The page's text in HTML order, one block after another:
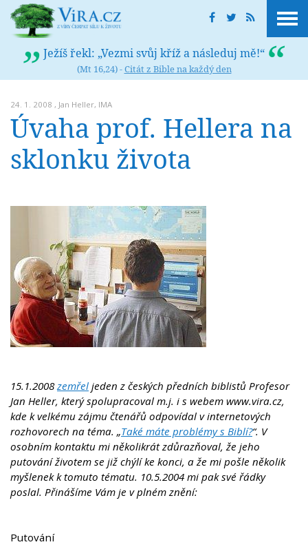
Ježíš řekl: „Vezmi svůj kříž a následuj mě!“
(Mt 16,24) -Citát z Bible na každý den
24. 1. 2008 , Jan Heller, IMA
Úvaha prof. Hellera na
sklonku života
15.1.2008zemřel jeden z českých předních biblistů Profesor
Jan Heller, který spolupracoval m.j. i s webem www.vira.cz,
kde k velkému zájmu čtenářů odpovídal v internetových
rozhovorech na téma. „Také máte problémy s Biblí?“. V
osobním kontaktu mi několikrát zdůrazňoval, že jeho
putování životem se již chýlí ke konci, a že mi pošle několik
myšlenek k tomuto tématu. 10.5.2004 mi pak své řádky
poslal. Přinášíme Vám je v plném znění:
Putování